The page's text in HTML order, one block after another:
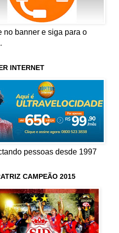
no banner e siga para o
INTERNET
pessoas desde 1997
CAMPEÃO 2015